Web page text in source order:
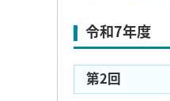
令和7年度
第2回